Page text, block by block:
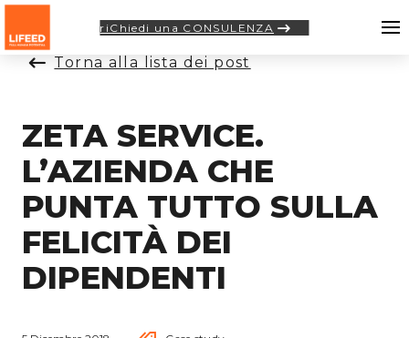
riChiedi una CONSULENZA
Torna alla lista dei post
ZETA SERVICE.
L’AZIENDA CHE
PUNTA TUTTO SULLA
FELICITÀ DEI
DIPENDENTI